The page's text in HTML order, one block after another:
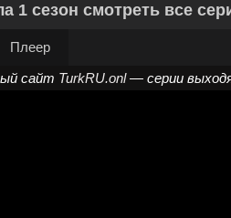
1 сезон смотреть все
Плеер
сайт TurkRU.onl— серии